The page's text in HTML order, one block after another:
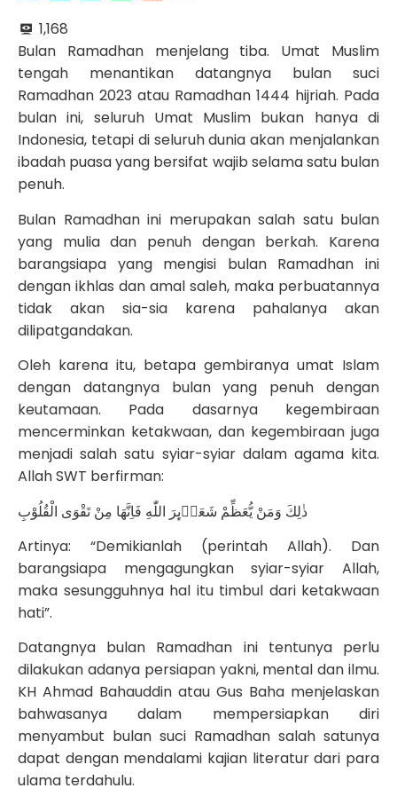
1,168
Bulan Ramadhan menjelang tiba. Umat Muslim
tengah menantikan datangnya bulan suci
Ramadhan 2023 atau Ramadhan 1444 hijriah. Pada
bulan ini, seluruh Umat Muslim bukan hanya di
Indonesia, tetapi di seluruh dunia akan menjalankan
ibadah puasa yang bersifat wajib selama satu bulan
penuh.
Bulan Ramadhan ini merupakan salah satu bulan
yang mulia dan penuh dengan berkah. Karena
barangsiapa yang mengisi bulan Ramadhan ini
dengan ikhlas dan amal saleh, maka perbuatannya
tidak akan sia-sia karena pahalanya akan
dilipatgandakan.
Oleh karena itu, betapa gembiranya umat Islam
dengan datangnya bulan yang penuh dengan
keutamaan. Pada dasarnya kegembiraan
mencerminkan ketakwaan, dan kegembiraan juga
menjadi salah satu syiar-syiar dalam agama kita.
Allah SWT berfirman:
ذٰلِكَ وَمَنْ يُّعَظِّمْ شَعَاۤىِٕرَ اللّٰهِ فَاِنَّهَا مِنْ تَقْوَى الْقُلُوْبِ
Artinya: “Demikianlah (perintah Allah). Dan
barangsiapa mengagungkan syiar-syiar Allah,
maka sesungguhnya hal itu timbul dari ketakwaan
hati”.
Datangnya bulan Ramadhan ini tentunya perlu
dilakukan adanya persiapan yakni, mental dan ilmu.
KH Ahmad Bahauddin atau Gus Baha menjelaskan
bahwasanya dalam mempersiapkan diri
menyambut bulan suci Ramadhan salah satunya
dapat dengan mendalami kajian literatur dari para
ulama terdahulu.